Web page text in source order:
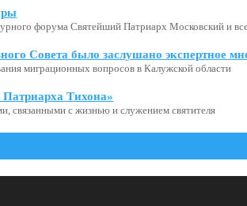
форума Святейший Патриарх Московский и
Совета было заслушано экспертное
миграционных вопросов в Калужской области
Тихона»
связанными с жизнью и служением святителя